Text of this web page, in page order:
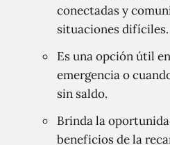
conectadas y
situaciones difíciles.
Es una opción útil
emergencia o
sin saldo.
Brinda la
beneficios de la